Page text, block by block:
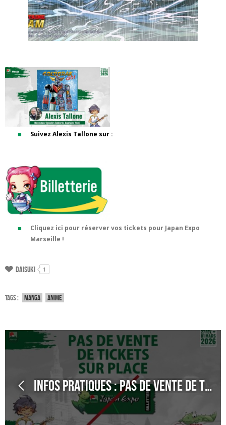
Suivez Alexis Tallone sur :
Cliquez ici pour réserver vos tickets pour Japan Expo
Marseille !
Daisuki 1
Tags : Manga Anime
Infos pratiques : Pas de vente de tickets sur place